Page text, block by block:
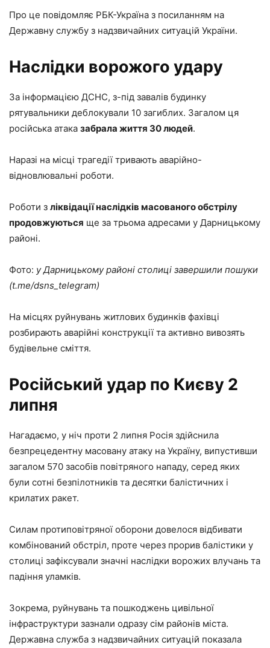
Про це повідомляє РБК-Україна з посиланням на
Державну службу з надзвичайних ситуацій України.
Наслідки ворожого удару
За інформацією ДСНС, з-під завалів будинку
рятувальники деблокували 10 загиблих. Загалом ця
російська атака забрала життя 30 людей.
Наразі на місці трагедії тривають аварійно-
відновлювальні роботи.
Роботи з ліквідації наслідків масованого обстрілу
продовжуються ще за трьома адресами у Дарницькому
районі.
Фото: у Дарницькому районі столиці завершили пошуки
(t.me/dsns_telegram)
На місцях руйнувань житлових будинків фахівці
розбирають аварійні конструкції та активно вивозять
будівельне сміття.
Російський удар по Києву 2
липня
Нагадаємо, у ніч проти 2 липня Росія здійснила
безпрецедентну масовану атаку на Україну, випустивши
загалом 570 засобів повітряного нападу, серед яких
були сотні безпілотників та десятки балістичних і
крилатих ракет.
Силам протиповітряної оборони довелося відбивати
комбінований обстріл, проте через прорив балістики у
столиці зафіксували значні наслідки ворожих влучань та
падіння уламків.
Зокрема, руйнувань та пошкоджень цивільної
інфраструктури зазнали одразу сім районів міста.
Державна служба з надзвичайних ситуацій показала